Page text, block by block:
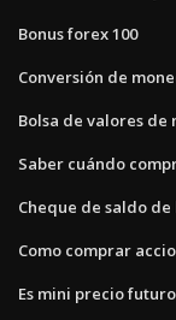
Bonus forex 100
Conversión de
Bolsa de valores
Saber cuándo
Cheque de saldo
Como comprar
Es mini precio futuro